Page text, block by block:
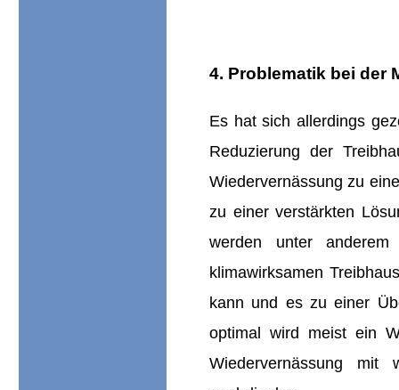
4. Problematik bei der
Es hat sich allerdings
Reduzierung der
Wiedervernässung zu
zu einer verstärkten
werden unter anderem
klimawirksamen
kann und es zu einer
optimal wird meist ein
Wiedervernässung mit